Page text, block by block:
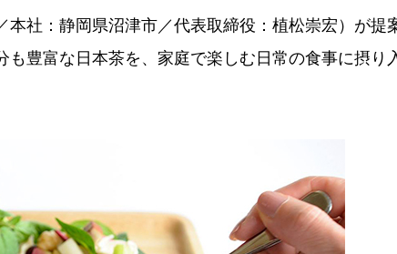
社：静岡県沼津市／代表取締役：植松崇宏）が提
豊富な日本茶を、家庭で楽しむ日常の食事に摂り